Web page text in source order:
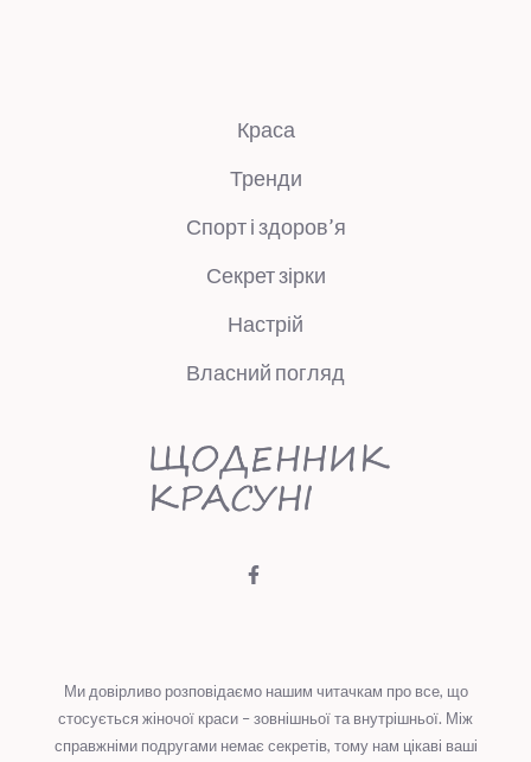
Краса
Тренди
Спорт і здоров’я
Секрет зірки
Настрій
Власний погляд
Ми довірливо розповідаємо нашим читачкам про все, що
стосується жіночої краси – зовнішньої та внутрішньої. Між
справжніми подругами немає секретів, тому нам цікаві ваші